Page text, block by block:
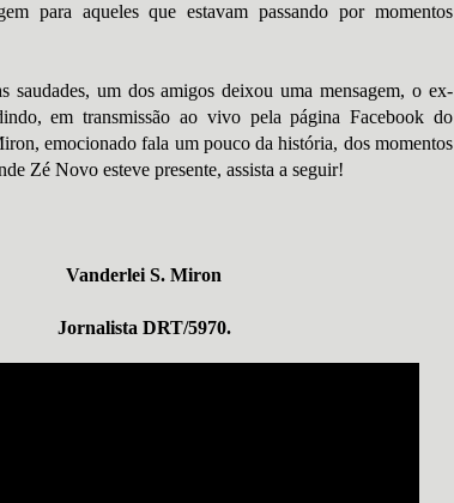
para aqueles que estavam passando por momentos
saudades, um dos amigos deixou uma mensagem, o ex-
em transmissão ao vivo pela página Facebook do
emocionado fala um pouco da história, dos momentos
Zé Novo esteve presente, assista a seguir!
Vanderlei S. Miron
Jornalista DRT/5970.